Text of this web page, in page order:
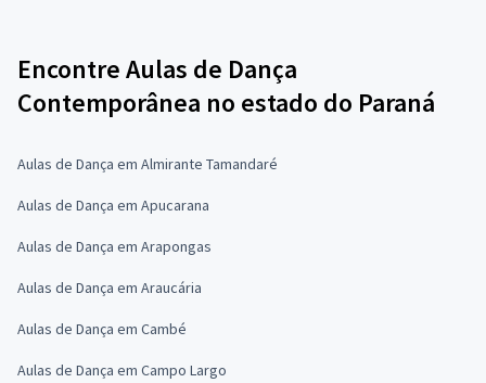
Encontre Aulas de Dança
Contemporânea no estado do Paraná
Aulas de Dança em Almirante Tamandaré
Aulas de Dança em Apucarana
Aulas de Dança em Arapongas
Aulas de Dança em Araucária
Aulas de Dança em Cambé
Aulas de Dança em Campo Largo